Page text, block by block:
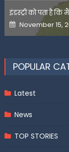
इंडस्ट्री को पता है
Posted
on
November 15,
POPULAR
Latest
News
TOP STORIES